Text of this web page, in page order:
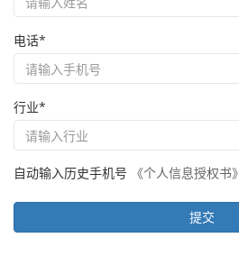
电话*
行业*
自动输入历史手机号 《个人信息授权书》